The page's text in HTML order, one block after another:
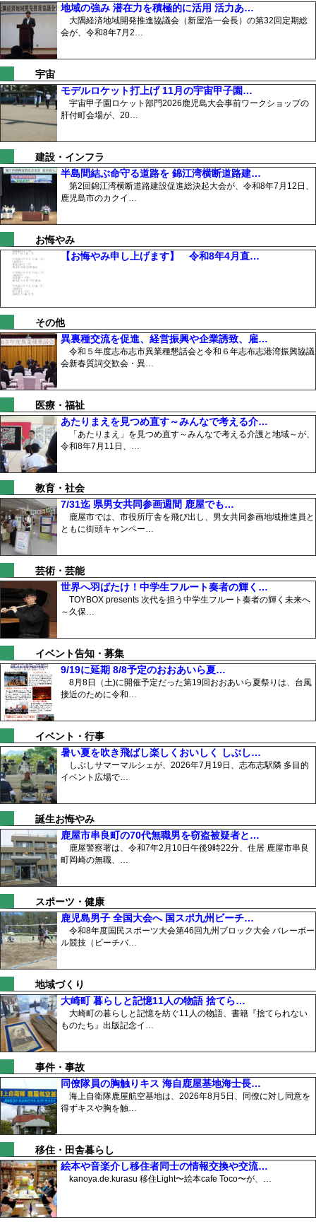
地域の強み 潜在力を積極的に活用 活力あ…
大隅経済地域開発推進協議会（新屋浩一会長）の第32回定期総
会が、令和8年7月2…
宇宙
モデルロケット打上げ 11月の宇宙甲子園…
宇宙甲子園ロケット部門2026鹿児島大会事前ワークショップの
肝付町会場が、20…
建設・インフラ
半島間結ぶ命守る道路を 錦江湾横断道路建…
第2回錦江湾横断道路建設促進総決起大会が、令和8年7月12日、
鹿児島市のカクイ…
お悔やみ
【お悔やみ申し上げます】 令和8年4月直…
その他
異裏種交流を促進、経営振興や企業誘致、雇…
令和５年度志布志市異業種懇話会と令和６年志布志港湾振興協議
会新春質詞交歓会・異…
医療・福祉
あたりまえを見つめ直す～みんなで考える介…
「あたりまえ」を見つめ直す～みんなで考える介護と地域～が、
令和8年7月11日、…
教育・社会
7/31迄 県男女共同参画週間 鹿屋でも…
鹿屋市では、市役所庁舎を飛び出し、男女共同参画地域推進員と
ともに街頭キャンペー…
芸術・芸能
世界へ羽ばたけ！中学生フルート奏者の輝く…
TOYBOX presents 次代を担う中学生フルート奏者の輝く未来へ
～久保…
イベント告知・募集
9/19に延期 8/8予定のおおあいら夏…
8月8日（土)に開催予定だった第19回おおあいら夏祭りは、台風
接近のために令和…
イベント・行事
暑い夏を吹き飛ばし楽しくおいしく しぶし…
しぶしサマーマルシェが、2026年7月19日、志布志駅隣 多目的
イベント広場で…
誕生お悔やみ
鹿屋市串良町の70代無職男を窃盗被疑者と…
鹿屋警察署は、令和7年2月10日午後9時22分、住居 鹿屋市串良
町岡崎の無職、…
スポーツ・健康
鹿児島男子 全国大会へ 国スポ九州ビーチ…
令和8年度国民スポーツ大会第46回九州ブロック大会 バレーボー
ル競技（ビーチバ…
地域づくり
大崎町 暮らしと記憶11人の物語 捨てら…
大崎町の暮らしと記憶を紡ぐ11人の物語、書籍『捨てられない
ものたち』出版記念イ…
事件・事故
同僚隊員の胸触りキス 海自鹿屋基地海士長…
海上自衛隊鹿屋航空基地は、2026年8月5日、同僚に対し同意を
得ずキスや胸を触…
移住・田舎暮らし
絵本や音楽介し移住者同士の情報交換や交流…
kanoya.de.kurasu 移住Light〜絵本cafe Toco〜が、…